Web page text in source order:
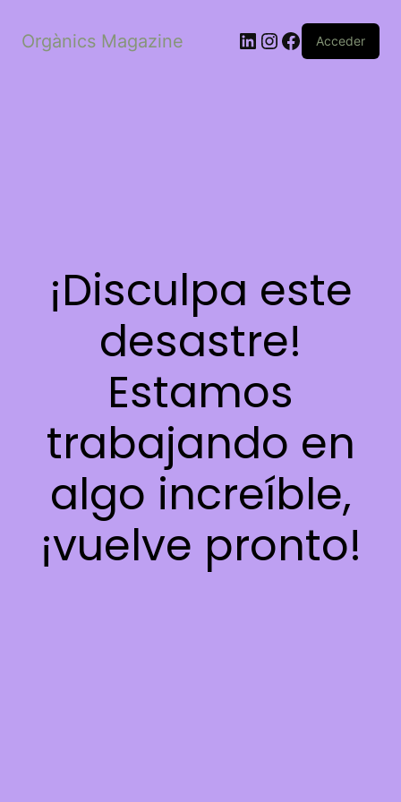
Orgànics Magazine LinkedIn
Instagram
Facebook
Acceder
¡Disculpa este
desastre!
Estamos
trabajando en
algo increíble,
¡vuelve pronto!